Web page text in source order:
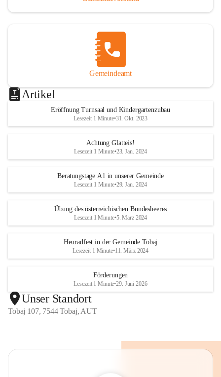
Gemeindeamt
Artikel
Eröffnung Turnsaal und Kindergartenzubau
Lesezeit 1 Minute•31. Okt. 2023
Achtung Glatteis!
Lesezeit 1 Minute•23. Jan. 2024
Beratungstage A1 in unserer Gemeinde
Lesezeit 1 Minute•29. Jan. 2024
Übung des österreichischen Bundesheeres
Lesezeit 1 Minute•5. März 2024
Heuradfest in der Gemeinde Tobaj
Lesezeit 1 Minute•11. März 2024
Förderungen
Lesezeit 1 Minute•29. Juni 2026
Unser Standort
Tobaj 107, 7544 Tobaj, AUT